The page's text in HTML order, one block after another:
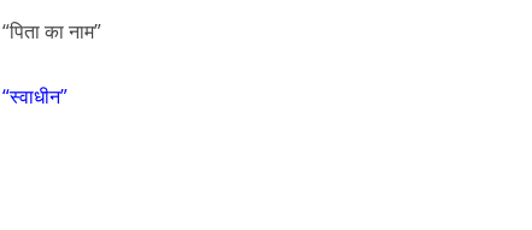
“पिता का नाम”
“स्वाधीन”